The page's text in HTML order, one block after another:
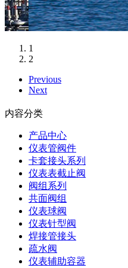
1
2
Previous
Next
内容分类
产品中心
仪表管阀件
卡套接头系列
仪表表截止阀
阀组系列
共面阀组
仪表球阀
仪表针型阀
焊接管接头
疏水阀
仪表辅助容器